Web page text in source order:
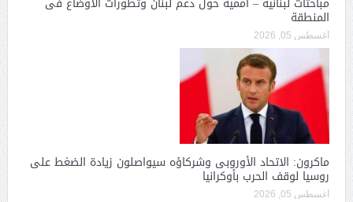
المنطقة
أغسطس 05, 2026
ماكرون: الاتحاد الأوروبى وشركاؤه سيواصلون زيادة الضغط على
روسيا لوقف الحرب بأوكرانيا
أغسطس 05, 2026